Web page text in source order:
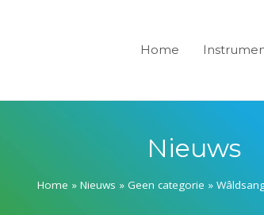
Home
Nieuws
Home » Nieuws » Geen categorie »